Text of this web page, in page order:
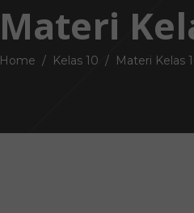
Materi
Home / Kelas 10 / Materi Kelas